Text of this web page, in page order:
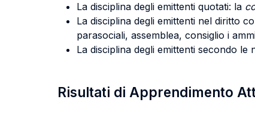
La disciplina degli emittenti quotati: la
La disciplina degli emittenti nel diritto
parasociali, assemblea, consiglio i
La disciplina degli emittenti secondo
Risultati di Apprendimento